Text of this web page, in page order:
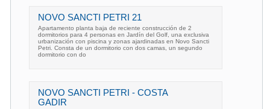
NOVO SANCTI PETRI 21
Apartamento planta baja de reciente construcción de 2
dormitorios para 4 personas en Jardín del Golf, una exclusiva
urbanización con piscina y zonas ajardinadas en Novo Sancti
Petri. Consta de un dormitorio con dos camas, un segundo
dormitorio con do
NOVO SANCTI PETRI - COSTA
GADIR